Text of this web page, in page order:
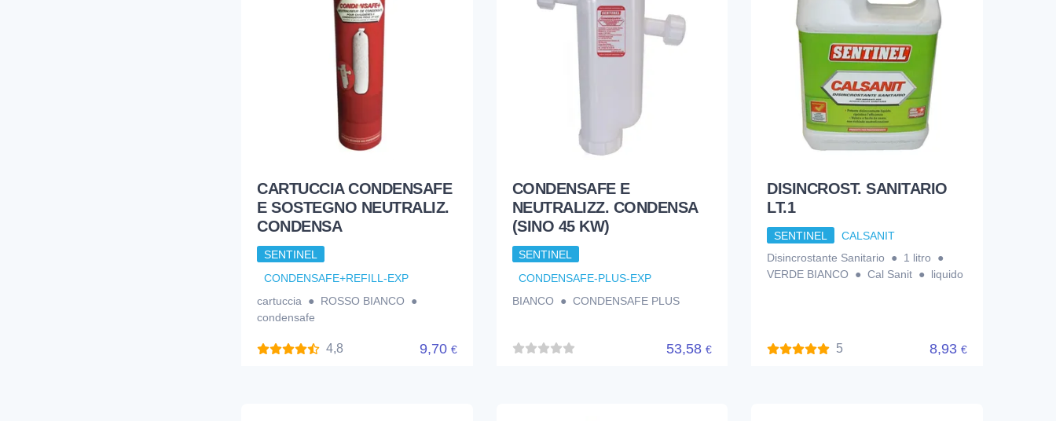
CARTUCCIA CONDENSAFE
E SOSTEGNO NEUTRALIZ.
CONDENSA
SENTINEL
CONDENSAFE+REFILL-EXP
cartuccia ● ROSSO BIANCO ●
condensafe
4,8 9,70 €
CONDENSAFE E
NEUTRALIZZ. CONDENSA
(SINO 45 KW)
SENTINEL
CONDENSAFE-PLUS-EXP
BIANCO ● CONDENSAFE PLUS
53,58€
DISINCROST. SANITARIO
LT.1
SENTINEL
CALSANIT
Disincrostante Sanitario ● 1 litro ●
VERDE BIANCO ● Cal Sanit ● liquido
5 8,93 €